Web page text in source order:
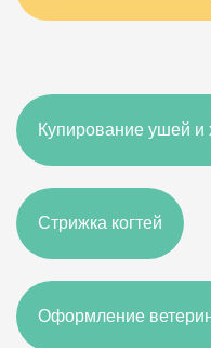
Купирование ушей и
Стрижка когтей
Оформление